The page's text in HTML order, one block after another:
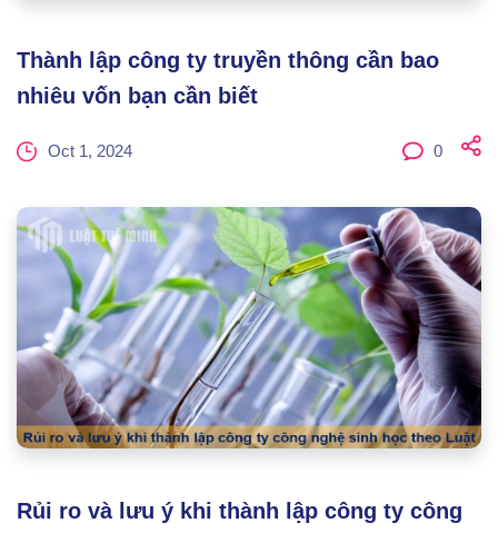
Thành lập công ty truyền thông cần bao
nhiêu vốn bạn cần biết
Oct 1, 2024 0
Rủi ro và lưu ý khi thành lập công ty công